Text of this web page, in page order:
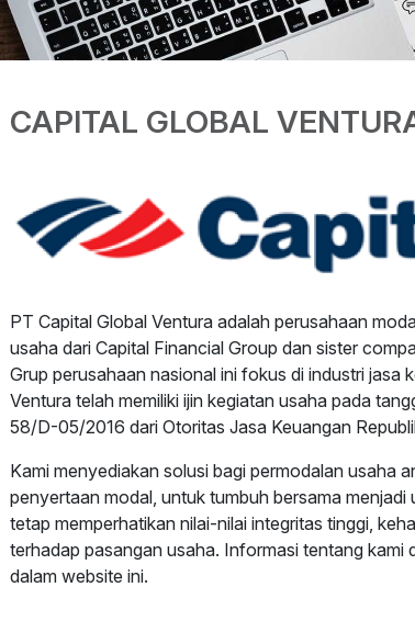
CAPITAL GLOBAL
PT Capital Global Ventura adalah perusahaan
usaha dari Capital Financial Group dan sister
Grup perusahaan nasional ini fokus di industri jasa
Ventura telah memiliki ijin kegiatan usaha pada
58/D-05/2016 dari Otoritas Jasa Keuangan
Kami menyediakan solusi bagi permodalan usaha
penyertaan modal, untuk tumbuh bersama
tetap memperhatikan nilai-nilai integritas tinggi,
terhadap pasangan usaha. Informasi tentang kami
dalam website ini.